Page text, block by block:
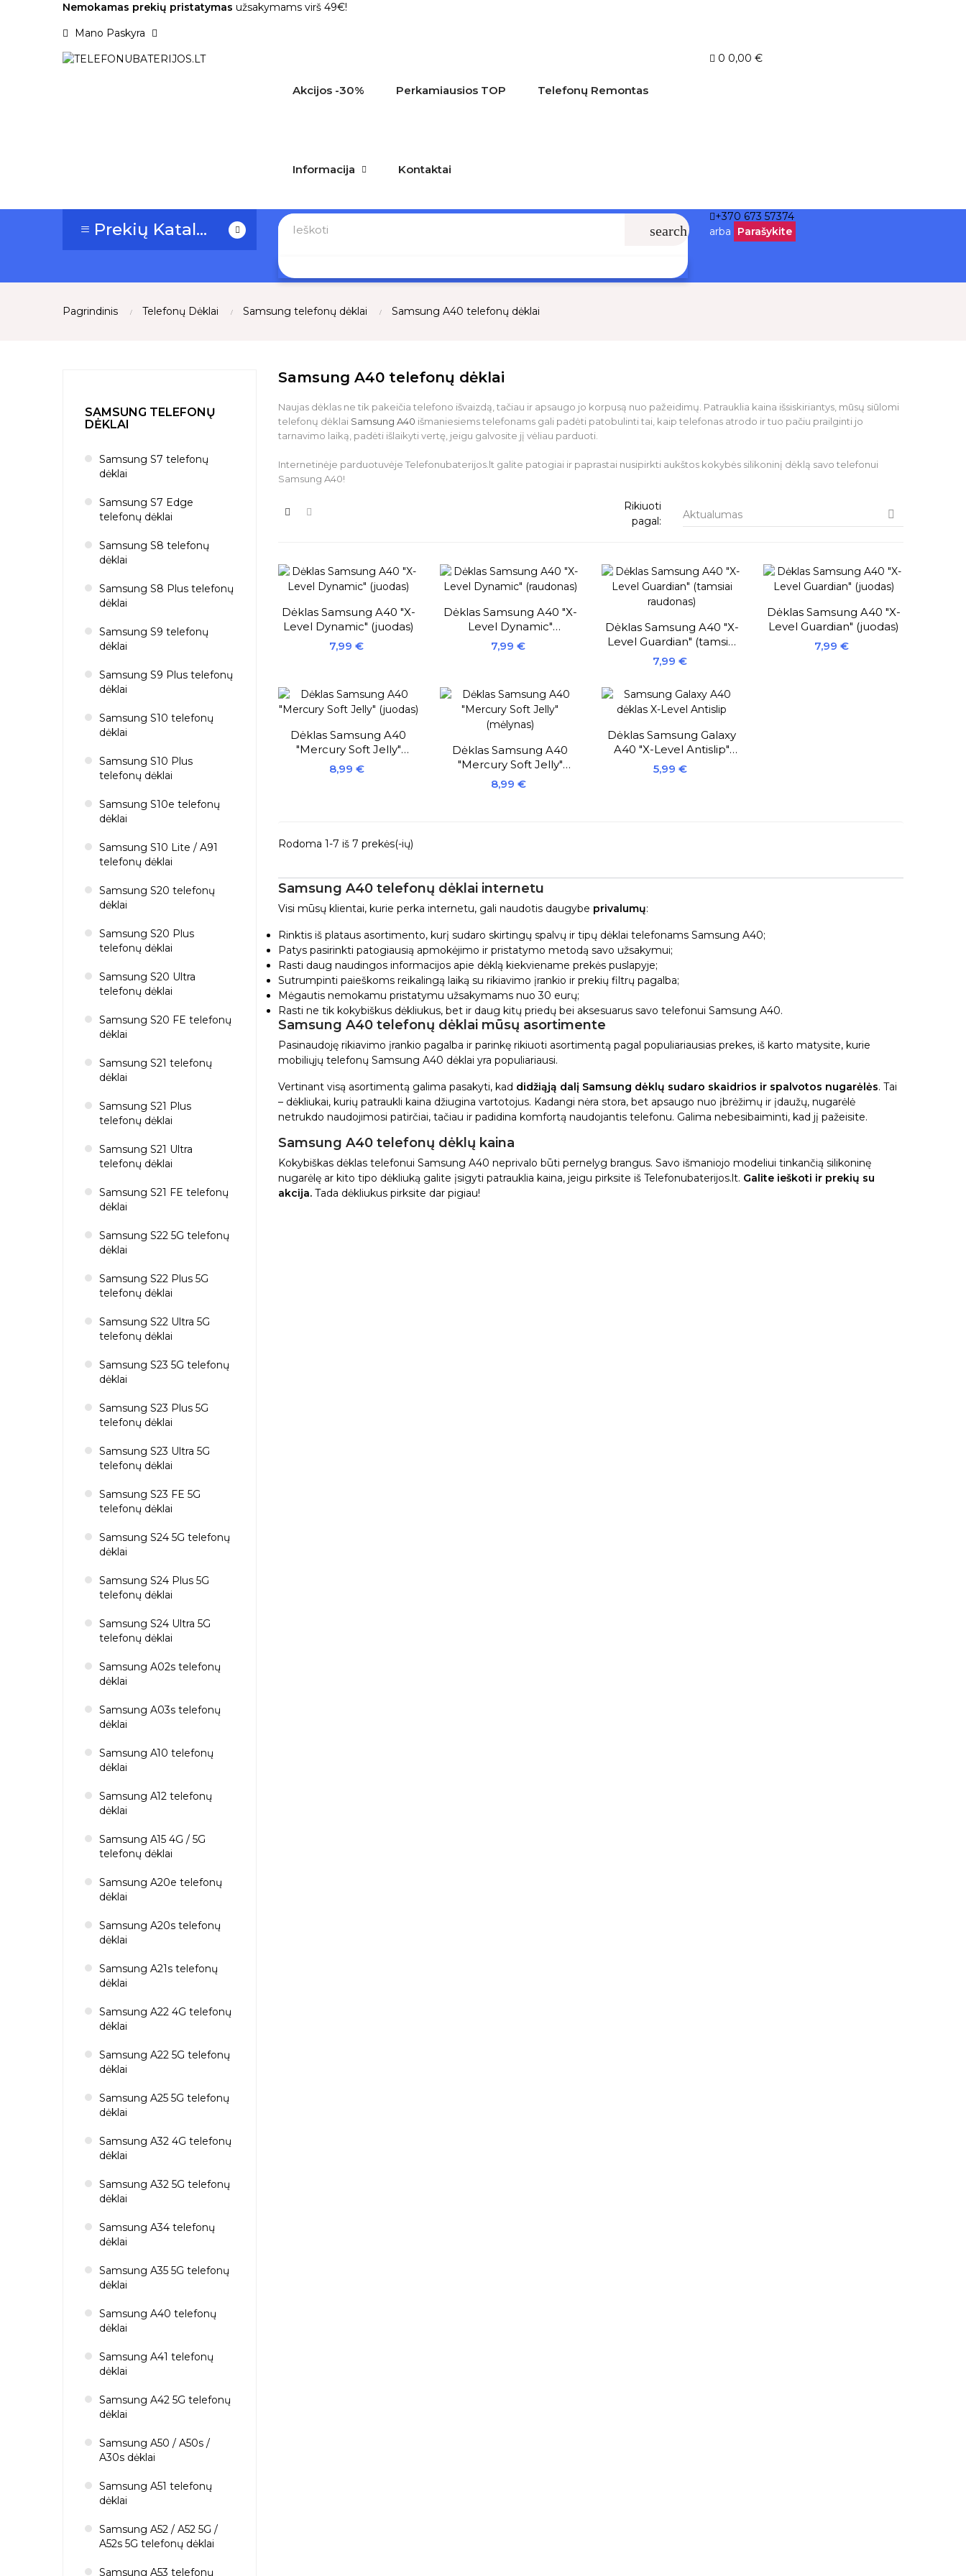
Nemokamas prekių pristatymas užsakymams virš 49€!
Mano Paskyra
Akcijos -30% Perkamiausios TOP Telefonų Remontas
Informacija Kontaktai
0 0,00 €
≡ Prekių Katalogas search
+370 673 57374
arba
Parašykite
Pagrindinis Telefonų Dėklai Samsung telefonų dėklai Samsung A40 telefonų dėklai
SAMSUNG TELEFONŲ
DĖKLAI
Samsung S7 telefonų
dėklai
Samsung S7 Edge
telefonų dėklai
Samsung S8 telefonų
dėklai
Samsung S8 Plus telefonų
dėklai
Samsung S9 telefonų
dėklai
Samsung S9 Plus telefonų
dėklai
Samsung S10 telefonų
dėklai
Samsung S10 Plus
telefonų dėklai
Samsung S10e telefonų
dėklai
Samsung S10 Lite / A91
telefonų dėklai
Samsung S20 telefonų
dėklai
Samsung S20 Plus
telefonų dėklai
Samsung S20 Ultra
telefonų dėklai
Samsung S20 FE telefonų
dėklai
Samsung S21 telefonų
dėklai
Samsung S21 Plus
telefonų dėklai
Samsung S21 Ultra
telefonų dėklai
Samsung S21 FE telefonų
dėklai
Samsung S22 5G telefonų
dėklai
Samsung S22 Plus 5G
telefonų dėklai
Samsung S22 Ultra 5G
telefonų dėklai
Samsung S23 5G telefonų
dėklai
Samsung S23 Plus 5G
telefonų dėklai
Samsung S23 Ultra 5G
telefonų dėklai
Samsung S23 FE 5G
telefonų dėklai
Samsung S24 5G telefonų
dėklai
Samsung S24 Plus 5G
telefonų dėklai
Samsung S24 Ultra 5G
telefonų dėklai
Samsung A02s telefonų
dėklai
Samsung A03s telefonų
dėklai
Samsung A10 telefonų
dėklai
Samsung A12 telefonų
dėklai
Samsung A15 4G / 5G
telefonų dėklai
Samsung A20e telefonų
dėklai
Samsung A20s telefonų
dėklai
Samsung A21s telefonų
dėklai
Samsung A22 4G telefonų
dėklai
Samsung A22 5G telefonų
dėklai
Samsung A25 5G telefonų
dėklai
Samsung A32 4G telefonų
dėklai
Samsung A32 5G telefonų
dėklai
Samsung A34 telefonų
dėklai
Samsung A35 5G telefonų
dėklai
Samsung A40 telefonų
dėklai
Samsung A41 telefonų
dėklai
Samsung A42 5G telefonų
dėklai
Samsung A50 / A50s /
A30s dėklai
Samsung A51 telefonų
dėklai
Samsung A52 / A52 5G /
A52s 5G telefonų dėklai
Samsung A53 telefonų
Samsung A40 telefonų dėklai
Naujas dėklas ne tik pakeičia telefono išvaizdą, tačiau ir apsaugo jo korpusą nuo pažeidimų. Patrauklia kaina išsiskiriantys, mūsų siūlomi
telefonų dėklai Samsung A40 išmaniesiems telefonams gali padėti patobulinti tai, kaip telefonas atrodo ir tuo pačiu prailginti jo
tarnavimo laiką, padėti išlaikyti vertę, jeigu galvosite jį vėliau parduoti.
Internetinėje parduotuvėje Telefonubaterijos.lt galite patogiai ir paprastai nusipirkti aukštos kokybės silikoninį dėklą savo telefonui
Samsung A40!
Rikiuoti
pagal:
Aktualumas 
Dėklas Samsung A40 "X-
Level Dynamic" (juodas)
Kaina
7,99 €
Dėklas Samsung A40 "X-
Level Dynamic"
(raudonas)
Kaina
7,99 €
Dėklas Samsung A40 "X-
Level Guardian" (tamsiai
raudonas)
Kaina
7,99 €
Dėklas Samsung A40 "X-
Level Guardian" (juodas)
Kaina
7,99 €
Dėklas Samsung A40
"Mercury Soft Jelly"
(juodas)
Kaina
8,99 €
Dėklas Samsung A40
"Mercury Soft Jelly"
(mėlynas)
Kaina
8,99 €
Dėklas Samsung Galaxy
A40 "X-Level Antislip"
(skaidrus)
Kaina
5,99 €
Rodoma 1-7 iš 7 prekės(-ių)
Samsung A40 telefonų dėklai internetu
Visi mūsų klientai, kurie perka internetu, gali naudotis daugybe privalumų:
Rinktis iš plataus asortimento, kurį sudaro skirtingų spalvų ir tipų dėklai telefonams Samsung A40;
Patys pasirinkti patogiausią apmokėjimo ir pristatymo metodą savo užsakymui;
Rasti daug naudingos informacijos apie dėklą kiekviename prekės puslapyje;
Sutrumpinti paieškoms reikalingą laiką su rikiavimo įrankio ir prekių filtrų pagalba;
Mėgautis nemokamu pristatymu užsakymams nuo 30 eurų;
Rasti ne tik kokybiškus dėkliukus, bet ir daug kitų priedų bei aksesuarus savo telefonui Samsung A40.
Samsung A40 telefonų dėklai mūsų asortimente
Pasinaudoję rikiavimo įrankio pagalba ir parinkę rikiuoti asortimentą pagal populiariausias prekes, iš karto matysite, kurie
mobiliųjų telefonų Samsung A40 dėklai yra populiariausi.
Vertinant visą asortimentą galima pasakyti, kad didžiąją dalį Samsung dėklų sudaro skaidrios ir spalvotos nugarėlės. Tai
– dėkliukai, kurių patraukli kaina džiugina vartotojus. Kadangi nėra stora, bet apsaugo nuo įbrėžimų ir įdaužų, nugarėlė
netrukdo naudojimosi patirčiai, tačiau ir padidina komfortą naudojantis telefonu. Galima nebesibaiminti, kad jį pažeisite.
Samsung A40 telefonų dėklų kaina
Kokybiškas dėklas telefonui Samsung A40 neprivalo būti pernelyg brangus. Savo išmaniojo modeliui tinkančią silikoninę
nugarėlę ar kito tipo dėkliuką galite įsigyti patrauklia kaina, jeigu pirksite iš Telefonubaterijos.lt. Galite ieškoti ir prekių su
akcija. Tada dėkliukus pirksite dar pigiau!